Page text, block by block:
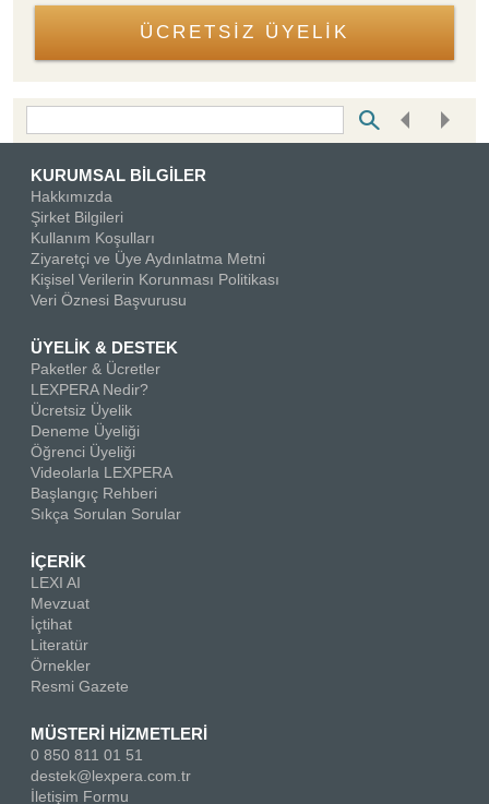
ÜCRETSİZ ÜYELİK
KURUMSAL BİLGİLER
Hakkımızda
Şirket Bilgileri
Kullanım Koşulları
Ziyaretçi ve Üye Aydınlatma Metni
Kişisel Verilerin Korunması Politikası
Veri Öznesi Başvurusu
ÜYELİK & DESTEK
Paketler & Ücretler
LEXPERA Nedir?
Ücretsiz Üyelik
Deneme Üyeliği
Öğrenci Üyeliği
Videolarla LEXPERA
Başlangıç Rehberi
Sıkça Sorulan Sorular
İÇERİK
LEXI AI
Mevzuat
İçtihat
Literatür
Örnekler
Resmi Gazete
MÜSTERİ HİZMETLERİ
0 850 811 01 51
destek@lexpera.com.tr
İletişim Formu